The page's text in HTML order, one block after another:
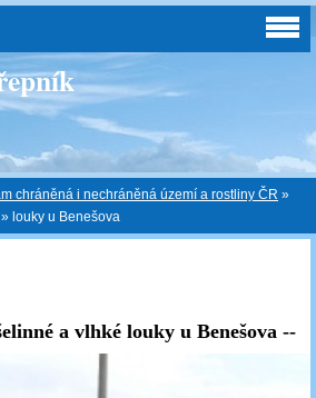
chráněná i nechráněná území a rostliny ČR »
» louky u Benešova
a vlhké louky u Benešova --